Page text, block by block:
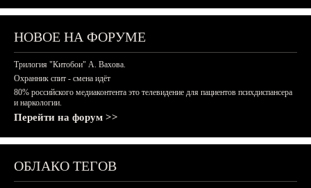
НОВОЕ НА ФОРУМЕ
Трилогия "Китобои" А. Вахова.
Охранник спит - смена идёт
80% российского медиаконтента это телевидение для пациентов психдиспансера
и наркологии.
Перейти на форум >>
ОБЛАКО ТЕГОВ